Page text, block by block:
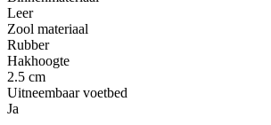
Leer
Zool materiaal
Rubber
Hakhoogte
2.5 cm
Uitneembaar voetbed
Ja